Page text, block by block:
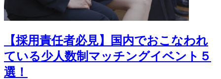
【採用責任者必見】国内でおこなわれ
ている少人数制マッチングイベント５
選！